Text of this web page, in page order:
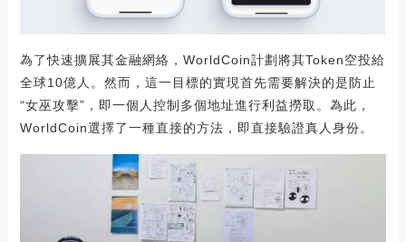
為了快速擴展其金融網絡，WorldCoin計劃將其Token空投給
全球10億人。然而，這一目標的實現首先需要解決的是防止
“女巫攻擊”，即一個人控制多個地址進行利益撈取。為此，
WorldCoin選擇了一種直接的方法，即直接驗證真人身份。